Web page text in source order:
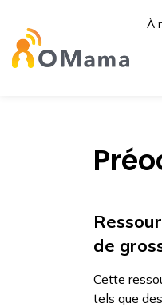
À
de
Cette
tels que